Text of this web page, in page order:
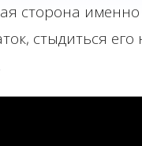
сторона именно
стыдиться